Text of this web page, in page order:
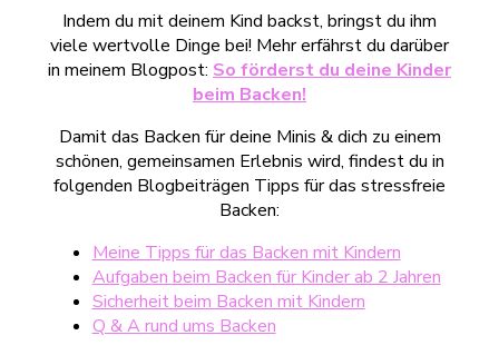
Indem du mit deinem Kind backst, bringst du ihm
viele wertvolle Dinge bei! Mehr erfährst du darüber
in meinem Blogpost: So förderst du deine Kinder
beim Backen!
Damit das Backen für deine Minis & dich zu einem
schönen, gemeinsamen Erlebnis wird, findest du in
folgenden Blogbeiträgen Tipps für das stressfreie
Backen:
Meine Tipps für das Backen mit Kindern
Aufgaben beim Backen für Kinder ab 2 Jahren
Sicherheit beim Backen mit Kindern
Q & A rund ums Backen